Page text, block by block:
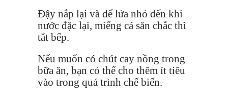
Đậy nắp lại và để lửa nhỏ đến khi
nước đặc lại, miếng cá săn chắc thì
tắt bếp.
Nếu muốn có chút cay nồng trong
bữa ăn, bạn có thể cho thêm ít tiêu
vào trong quá trình chế biến.